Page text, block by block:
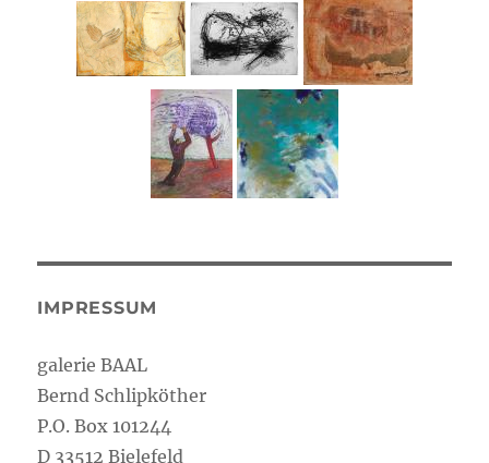
IMPRESSUM
galerie BAAL
Bernd Schlipköther
P.O. Box 101244
D 33512 Bielefeld